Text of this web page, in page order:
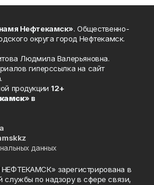
Нефтекамск». Общественно-
округа город Нефтекамск.
Людмила Валерьяновна.
гиперссылка на сайт
продукции 12+
» в
данных
зарегистрирована в
службы по надзору в сфере связи,